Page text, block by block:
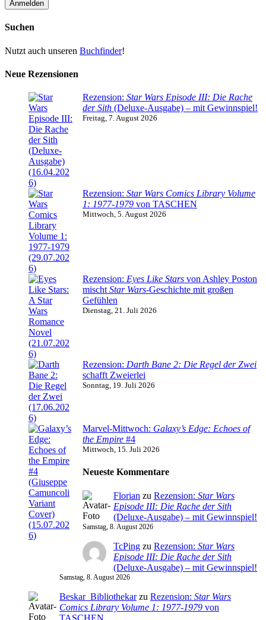
Suchen
Nutzt auch unseren Buchfinder!
Neue Rezensionen
Rezension: Star Wars Episode III: Die Rache
der Sith (Deluxe-Ausgabe) – mit Gewinnspiel!
Freitag, 7. August 2026
Rezension: Star Wars Comics Library Volume
1: 1977-1979 von TASCHEN
Mittwoch, 5. August 2026
Rezension: Eyes Like Stars von Ashley Poston
mischt Star Wars-Geschichte mit großen
Gefühlen
Dienstag, 21. Juli 2026
Rezension: Darth Bane 2: Die Regel der Zwei
schafft Zweierlei
Sonntag, 19. Juli 2026
Marvel-Mittwoch: Galaxy’s Edge: Echoes of
the Empire #4
Mittwoch, 15. Juli 2026
Neueste Kommentare
Florian zu Rezension: Star Wars
Episode III: Die Rache der Sith
(Deluxe-Ausgabe) – mit Gewinnspiel!
Samstag, 8. August 2026
TcPing zu Rezension: Star Wars
Episode III: Die Rache der Sith
(Deluxe-Ausgabe) – mit Gewinnspiel!
Samstag, 8. August 2026
Beskar_Bibliothekarzu Rezension: Star Wars
Comics Library Volume 1: 1977-1979 von
TASCHEN